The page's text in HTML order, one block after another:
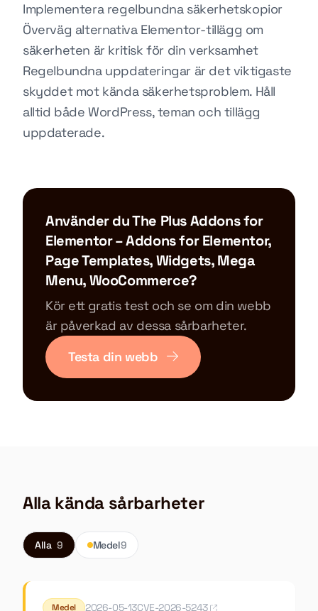
Implementera regelbundna säkerhetskopior
Överväg alternativa Elementor-tillägg om
säkerheten är kritisk för din verksamhet
Regelbundna uppdateringar är det viktigaste
skyddet mot kända säkerhetsproblem. Håll
alltid både WordPress, teman och tillägg
uppdaterade.
Använder du The Plus Addons for
Elementor – Addons for Elementor,
Page Templates, Widgets, Mega
Menu, WooCommerce?
Kör ett gratis test och se om din webb
är påverkad av dessa sårbarheter.
Testa din webb
Alla kända sårbarheter
Alla 9 Medel9
Medel 2026-05-13CVE-2026-5243